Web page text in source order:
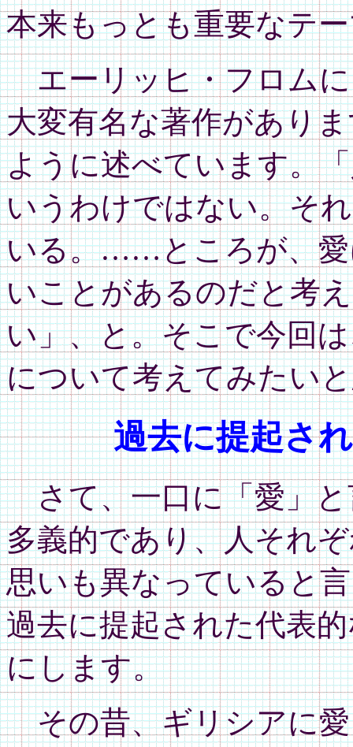
本来もっとも重要なテ
エーリッヒ・フロムに
大変有名な著作があり
ように述べています。
いうわけではない。そ
いる。……ところが、愛
いことがあるのだと考
い」、と。そこで今回
について考えてみたい
過去に提起さ
さて、一口に「愛」と
多義的であり、人それ
思いも異なっていると
過去に提起された代表
にします。
その昔、ギリシアに愛